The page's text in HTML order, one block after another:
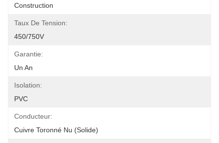
Construction
Taux De Tension:
450/750V
Garantie:
Un An
Isolation:
PVC
Conducteur:
Cuivre Toronné Nu (solide)